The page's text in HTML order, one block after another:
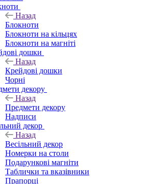
Назад
Блокноти
Блокноти на кільцях
Блокноти на магніті
дошки
Назад
Крейдові дошки
Чорні
декору
Назад
Предмети декору
Надписи
декор
Назад
Весільний декор
Номерки на столи
Подарункові магніти
Таблички та вказівники
Прапорці